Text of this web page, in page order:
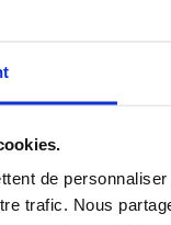
de
trafic. Nous